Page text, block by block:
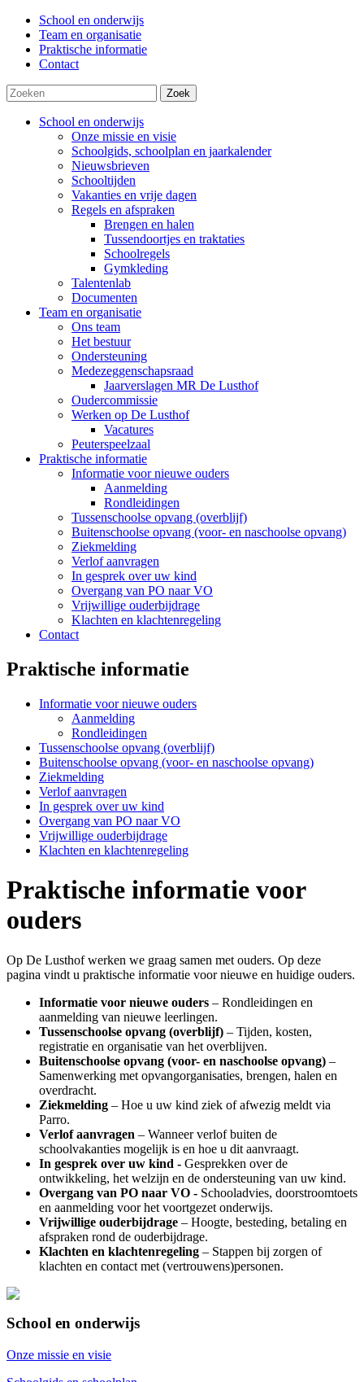
School en onderwijs
Team en organisatie
Praktische informatie
Contact
Zoek
School en onderwijs
Onze missie en visie
Schoolgids, schoolplan en jaarkalender
Nieuwsbrieven
Schooltijden
Vakanties en vrije dagen
Regels en afspraken
Brengen en halen
Tussendoortjes en traktaties
Schoolregels
Gymkleding
Talentenlab
Documenten
Team en organisatie
Ons team
Het bestuur
Ondersteuning
Medezeggenschapsraad
Jaarverslagen MR De Lusthof
Oudercommissie
Werken op De Lusthof
Vacatures
Peuterspeelzaal
Praktische informatie
Informatie voor nieuwe ouders
Aanmelding
Rondleidingen
Tussenschoolse opvang (overblijf)
Buitenschoolse opvang (voor- en naschoolse opvang)
Ziekmelding
Verlof aanvragen
In gesprek over uw kind
Overgang van PO naar VO
Vrijwillige ouderbijdrage
Klachten en klachtenregeling
Contact
Praktische informatie
Informatie voor nieuwe ouders
Aanmelding
Rondleidingen
Tussenschoolse opvang (overblijf)
Buitenschoolse opvang (voor- en naschoolse opvang)
Ziekmelding
Verlof aanvragen
In gesprek over uw kind
Overgang van PO naar VO
Vrijwillige ouderbijdrage
Klachten en klachtenregeling
Praktische informatie voor
ouders
Op De Lusthof werken we graag samen met ouders. Op deze
pagina vindt u praktische informatie voor nieuwe en huidige ouders.
Informatie voor nieuwe ouders – Rondleidingen en
aanmelding van nieuwe leerlingen.
Tussenschoolse opvang (overblijf) – Tijden, kosten,
registratie en organisatie van het overblijven.
Buitenschoolse opvang (voor- en naschoolse opvang) –
Samenwerking met opvangorganisaties, brengen, halen en
overdracht.
Ziekmelding – Hoe u uw kind ziek of afwezig meldt via
Parro.
Verlof aanvragen – Wanneer verlof buiten de
schoolvakanties mogelijk is en hoe u dit aanvraagt.
In gesprek over uw kind - Gesprekken over de
ontwikkeling, het welzijn en de ondersteuning van uw kind.
Overgang van PO naar VO - Schooladvies, doorstroomtoets
en aanmelding voor het voortgezet onderwijs.
Vrijwillige ouderbijdrage – Hoogte, besteding, betaling en
afspraken rond de ouderbijdrage.
Klachten en klachtenregeling – Stappen bij zorgen of
klachten en contact met (vertrouwens)personen.
School en onderwijs
Onze missie en visie